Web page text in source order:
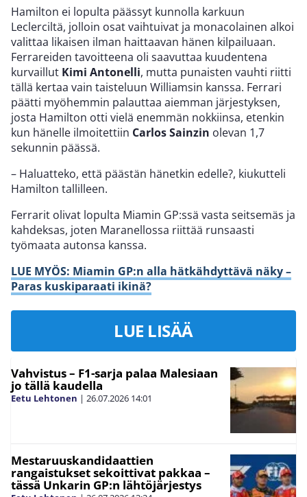
Hamilton ei lopulta päässyt kunnolla karkuun
Leclerciltä, jolloin osat vaihtuivat ja monacolainen alkoi
valittaa likaisen ilman haittaavan hänen kilpailuaan.
Ferrareiden tavoitteena oli saavuttaa kuudentena
kurvaillut Kimi Antonelli, mutta punaisten vauhti riitti
tällä kertaa vain taisteluun Williamsin kanssa. Ferrari
päätti myöhemmin palauttaa aiemman järjestyksen,
josta Hamilton otti vielä enemmän nokkiinsa, etenkin
kun hänelle ilmoitettiin Carlos Sainzin olevan 1,7
sekunnin päässä.
– Haluatteko, että päästän hänetkin edelle?, kiukutteli
Hamilton tallilleen.
Ferrarit olivat lopulta Miamin GP:ssä vasta seitsemäs ja
kahdeksas, joten Maranellossa riittää runsaasti
työmaata autonsa kanssa.
LUE MYÖS: Miamin GP:n alla hätkähdyttävä näky –
Paras kuskiparaati ikinä?
LUE LISÄÄ
Vahvistus – F1-sarja palaa Malesiaan
jo tällä kaudella
Eetu Lehtonen | 26.07.2026 14:01
Mestaruuskandidaattien
rangaistukset sekoittivat pakkaa –
tässä Unkarin GP:n lähtöjärjestys